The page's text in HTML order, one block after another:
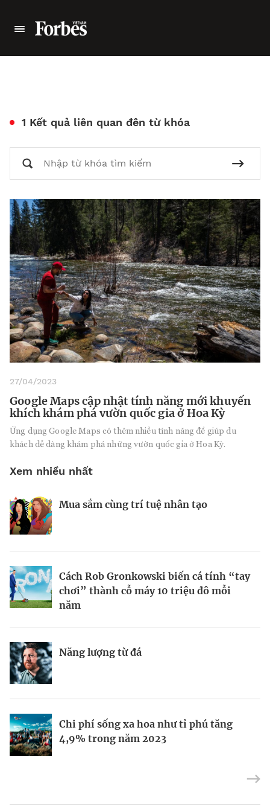
1 Kết quả liên quan đên từ khóa
27/04/2023
Google Maps cập nhật tính năng mới khuyến
khích khám phá vườn quốc gia ở Hoa Kỳ
Ứng dụng Google Maps có thêm nhiều tính năng để giúp du
khách dễ dàng khám phá những vườn quốc gia ở Hoa Kỳ.
Xem nhiều nhất
Mua sắm cùng trí tuệ nhân tạo
Cách Rob Gronkowski biến cá tính “tay
chơi” thành cỗ máy 10 triệu đô mỗi
năm
Năng lượng từ đá
Chi phí sống xa hoa như tỉ phú tăng
4,9% trong năm 2023
Nhà sáng lập 25 tuổi và tham vọng lật
Thợ săn khoản vay
Nếu biết tận dụng, AI sẽ giúp điều hành
công ty tốt hơn
Định vị doanh nghiệp Việt trên bản đồ
kinh tế toàn cầu
Kiểm soát bất ổn và bảo vệ sức khỏe
BRANDCONNECT | Brand Contributor
Champagne hàng đầu cho chất riêng
mùa lễ hội
Kết nối liên vùng: Đòn bẩy chiến lược
Mukesh Ambani sắp chuyển giao quyền
điều hành Reliance Industries cho các